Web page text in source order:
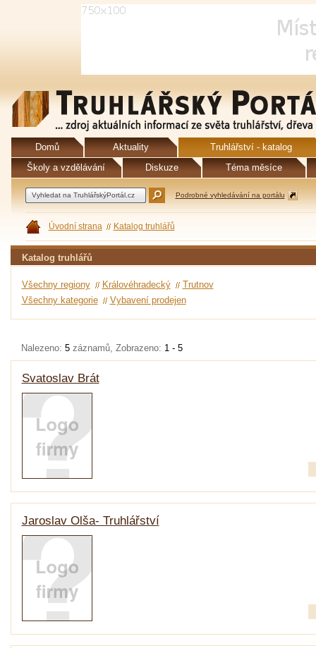
Domů Aktuality
Truhlářství - katalog
Školy a vzdělávání
Diskuze Téma měsíce
Podrobné vyhledávání na portálu
Úvodní strana Katalog truhlářů
Katalog truhlářů
Všechny regiony Královéhradecký
Trutnov
Všechny kategorie
Vybavení prodejen
Nalezeno: 5 záznamů, Zobrazeno: 1 - 5
Svatoslav Brát
Jaroslav Olša- Truhlářství